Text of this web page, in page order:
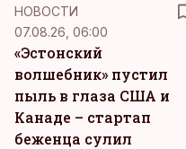
НОВОСТИ
07.08.26, 06:00
«Эстонский
волшебник» пустил
пыль в глаза США и
Канаде – стартап
беженца сулил